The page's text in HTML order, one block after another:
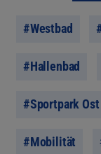
#Westbad
#Hallenbad
#Sportpark
#Mobilität